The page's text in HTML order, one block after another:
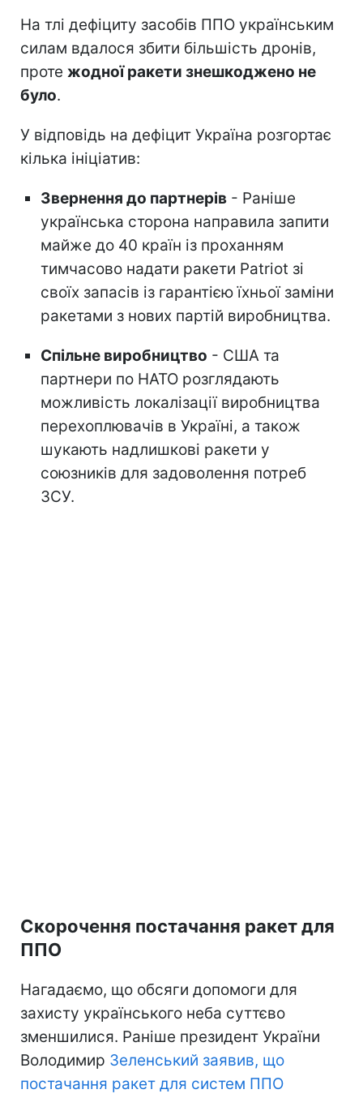
На тлі дефіциту засобів ППО українським
силам вдалося збити більшість дронів,
проте жодної ракети знешкоджено не
було.
У відповідь на дефіцит Україна розгортає
кілька ініціатив:
Звернення до партнерів - Раніше
українська сторона направила запити
майже до 40 країн із проханням
тимчасово надати ракети Patriot зі
своїх запасів із гарантією їхньої заміни
ракетами з нових партій виробництва.
Спільне виробництво - США та
партнери по НАТО розглядають
можливість локалізації виробництва
перехоплювачів в Україні, а також
шукають надлишкові ракети у
союзників для задоволення потреб
ЗСУ.
Скорочення постачання ракет для
ППО
Нагадаємо, що обсяги допомоги для
захисту українського неба суттєво
зменшилися. Раніше президент України
Володимир Зеленський заявив, що
постачання ракет для систем ППО